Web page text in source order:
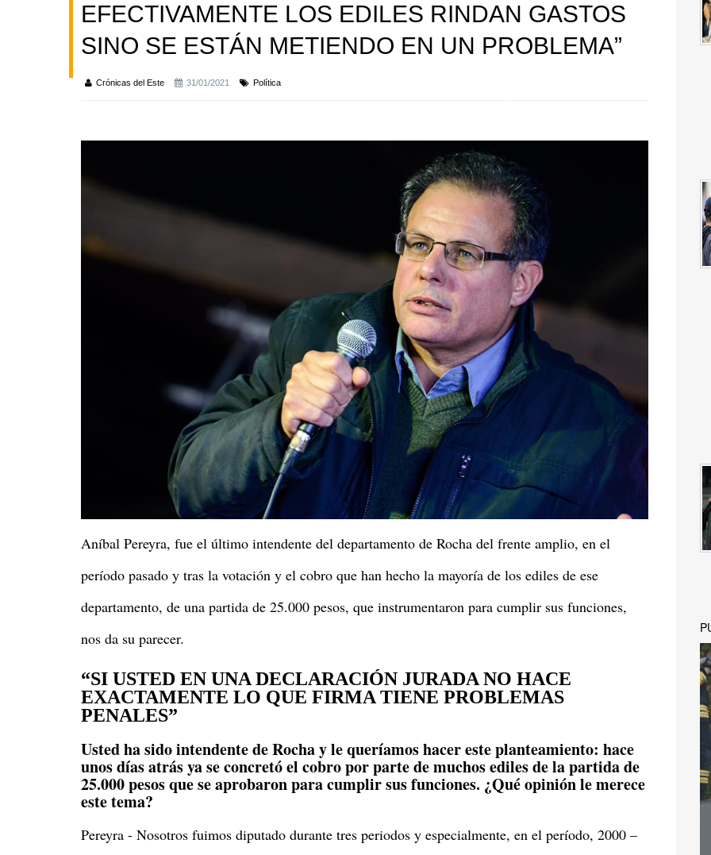
EFECTIVAMENTE LOS EDILES RINDAN GASTOS
SINO SE ESTÁN METIENDO EN UN PROBLEMA”
Crónicas del Este 31/01/2021 Política
Aníbal Pereyra, fue el último intendente del departamento de Rocha del frente amplio, en el
período pasado y tras la votación y el cobro que han hecho la mayoría de los ediles de ese
departamento, de una partida de 25.000 pesos, que instrumentaron para cumplir sus funciones,
nos da su parecer.
“SI USTED EN UNA DECLARACIÓN JURADA NO HACE
EXACTAMENTE LO QUE FIRMA TIENE PROBLEMAS
PENALES”
Usted ha sido intendente de Rocha y le queríamos hacer este planteamiento: hace
unos días atrás ya se concretó el cobro por parte de muchos ediles de la partida de
25.000 pesos que se aprobaron para cumplir sus funciones. ¿Qué opinión le merece
este tema?
Pereyra - Nosotros fuimos diputado durante tres periodos y especialmente, en el período, 2000 –